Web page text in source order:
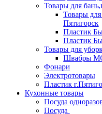
Товары для
Товары для
Пятигорск
Пластик
Пластик
Товары для
Швабры
Фонари
Электротовары
Пластик
Кухонные товары
Посуда
Посуда